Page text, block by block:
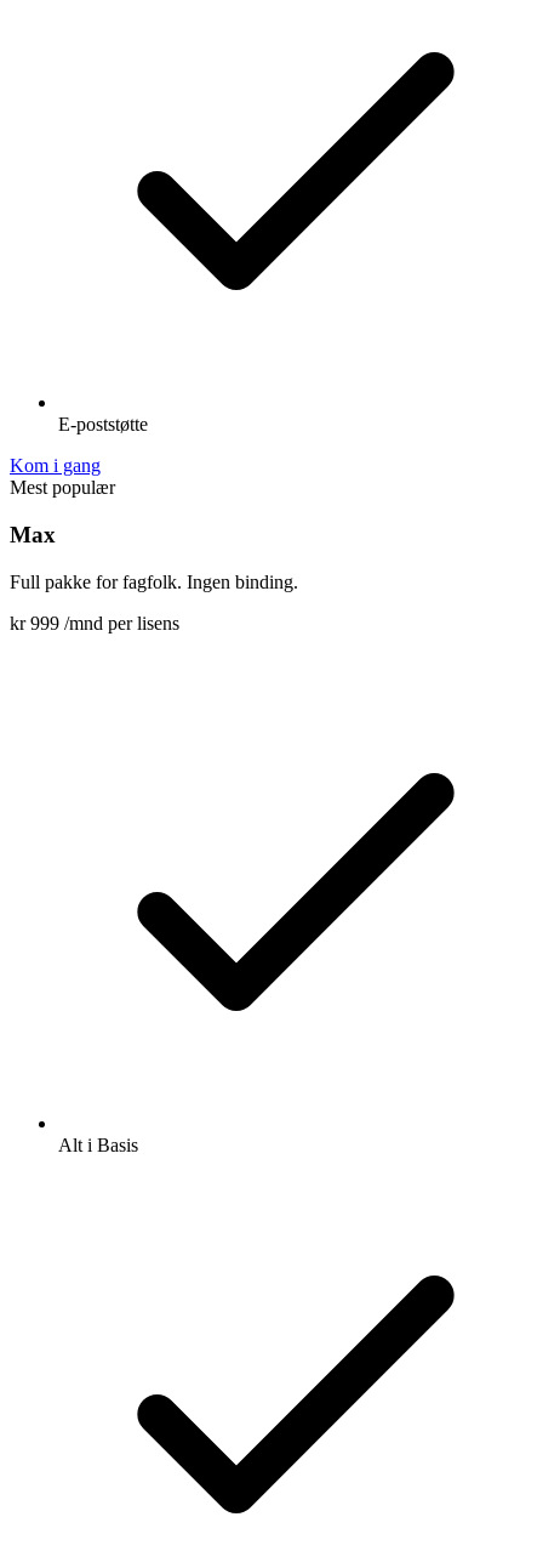
E-poststøtte
Kom i gang
Mest populær
Max
Full pakke for fagfolk. Ingen binding.
kr 999 /mnd per lisens
Alt i Basis